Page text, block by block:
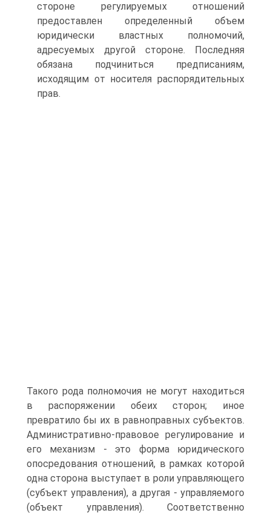
стороне регулируемых отношений
предоставлен определенный объем
юридически властных полномочий,
адресуемых другой стороне. Последняя
обязана подчиниться предписаниям,
исходящим от носителя распорядительных
прав.
Такого рода полномочия не могут находиться
в распоряжении обеих сторон; иное
превратило бы их в равноправных субъектов.
Административно-правовое регулирование и
его механизм - это форма юридического
опосредования отношений, в рамках которой
одна сторона выступает в роли управляющего
(субъект управления), а другая - управляемого
(объект управления). Соответственно